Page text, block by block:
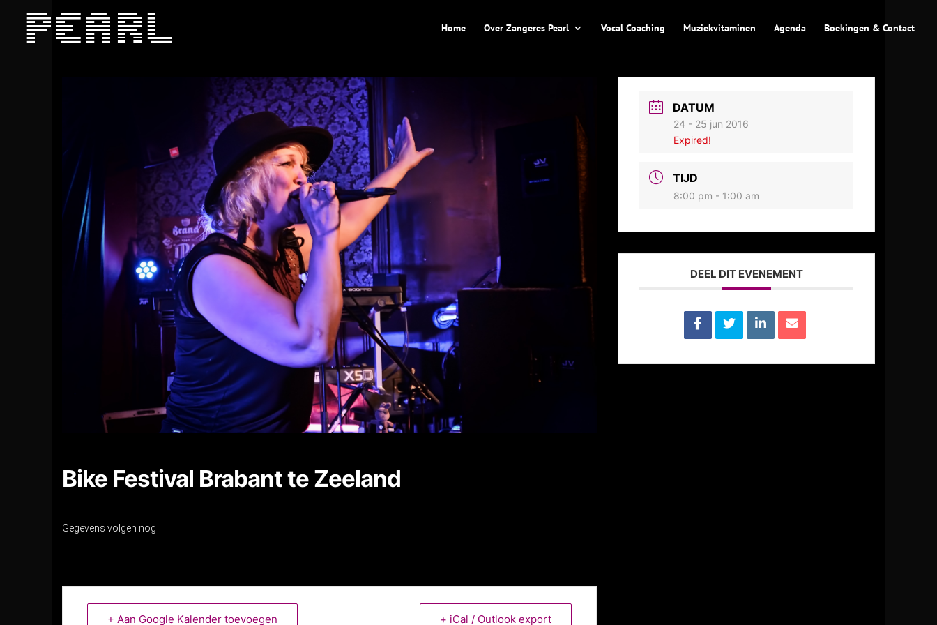
Home Over Zangeres Pearl Vocal Coaching Muziekvitaminen Agenda Boekingen & Contact
Bike Festival Brabant te Zeeland
Gegevens volgen nog
+ Aan Google Kalender toevoegen + iCal / Outlook export
DATUM
24 - 25 jun 2016
Expired!
TIJD
8:00 pm - 1:00 am
DEEL DIT EVENEMENT